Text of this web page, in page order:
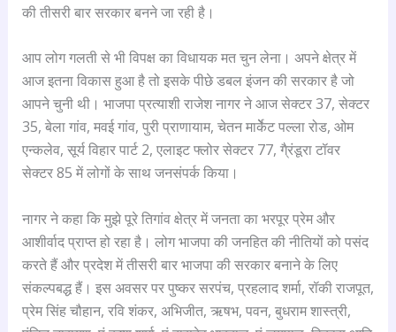
की तीसरी बार सरकार बनने जा रही है।
आप लोग गलती से भी विपक्ष का विधायक मत चुन लेना। अपने क्षेत्र में
आज इतना विकास हुआ है तो इसके पीछे डबल इंजन की सरकार है जो
आपने चुनी थी। भाजपा प्रत्याशी राजेश नागर ने आज सेक्टर 37, सेक्टर
35, बेला गांव, मवई गांव, पुरी प्राणायाम, चेतन मार्केेट पल्ला रोड, ओम
एन्कलेव, सूर्य विहार पार्ट 2, एलाइट फ्लोर सेक्टर 77, गै्रंडूरा टॉवर
सेक्टर 85 में लोगों के साथ जनसंपर्क किया।
नागर ने कहा कि मुझे पूरे तिगांव क्षेत्र में जनता का भरपूर प्रेम और
आशीर्वाद प्राप्त हो रहा है। लोग भाजपा की जनहित की नीतियों को पसंद
करते हैं और प्रदेश में तीसरी बार भाजपा की सरकार बनाने के लिए
संकल्पबद्ध हैं। इस अवसर पर पुष्कर सरपंच, प्रहलाद शर्मा, रॉकी राजपूत,
प्रेम सिंह चौहान, रवि शंकर, अभिजीत, ऋषभ, पवन, बुधराम शास्त्री,